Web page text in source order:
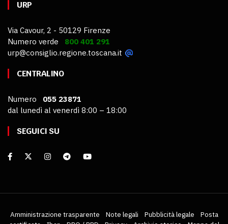
URP
Via Cavour, 2 - 50129 Firenze
Numero verde 800 401 291
urp@consiglio.regione.toscana.it
CENTRALINO
Numero 055 23871
dal lunedì al venerdì 8:00 – 18:00
SEGUICI SU
Amministrazione trasparente Note legali Pubblicità legale
Posta